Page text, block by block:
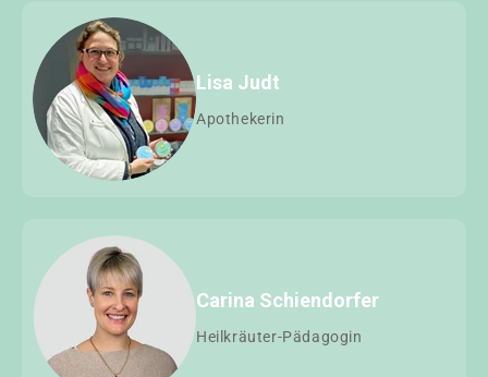
Lisa Judt
Apothekerin
Carina Schiendorfer
Heilkräuter-Pädagogin